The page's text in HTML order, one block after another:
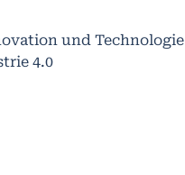
und Technologie
4.0